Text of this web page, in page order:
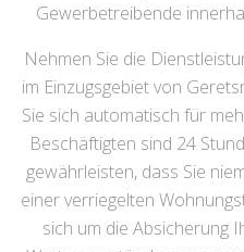
Gewerbetreibende
Nehmen Sie die
im Einzugsgebiet von
Sie sich automatisch für
Beschäftigten sind 24
gewährleisten, dass Sie
einer verriegelten
sich um die Absicherung